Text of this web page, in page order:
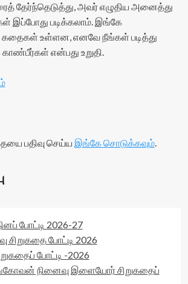
தேர்ந்தெடுத்து, அவர் எழுதிய அனைத்து
இப்போது படிக்கலாம். இங்கே
உள்ளன, எனவே நீங்கள் படித்து
என்பது உறுதி.
பதிவு செய்ய இங்கே சொடுக்கவும்.
போட்டி 2026-27
சிறுகதை போட்டி 2026
போட்டி -2026
நினைவு இளையோர் சிறுகதைப்